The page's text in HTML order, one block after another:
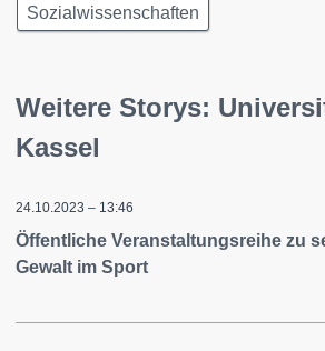
Sozialwissenschaften
Weitere Storys:
Kassel
24.10.2023 – 13:46
Öffentliche Veranstaltungsreihe zu
Gewalt im Sport